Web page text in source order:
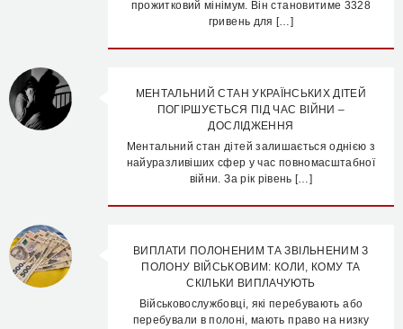
прожитковий мінімум. Він становитиме 3328
гривень для […]
МЕНТАЛЬНИЙ СТАН УКРАЇНСЬКИХ ДІТЕЙ
ПОГІРШУЄТЬСЯ ПІД ЧАС ВІЙНИ –
ДОСЛІДЖЕННЯ
Ментальний стан дітей залишається однією з
найуразливіших сфер у час повномасштабної
війни. За рік рівень […]
ВИПЛАТИ ПОЛОНЕНИМ ТА ЗВІЛЬНЕНИМ З
ПОЛОНУ ВІЙСЬКОВИМ: КОЛИ, КОМУ ТА
СКІЛЬКИ ВИПЛАЧУЮТЬ
Військовослужбовці, які перебувають або
перебували в полоні, мають право на низку